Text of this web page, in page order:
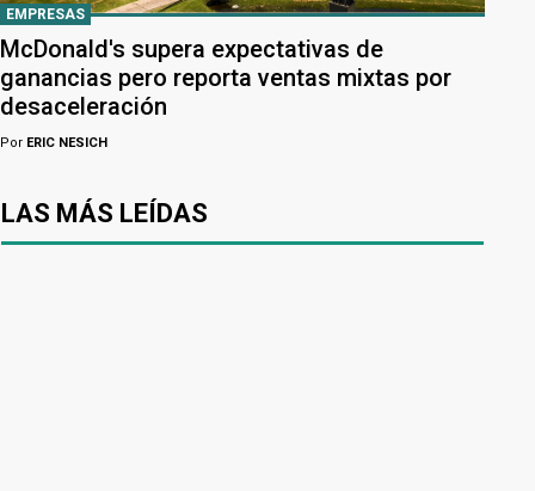
EMPRESAS
McDonald's supera expectativas de
ganancias pero reporta ventas mixtas por
desaceleración
Por ERIC NESICH
LAS MÁS LEÍDAS